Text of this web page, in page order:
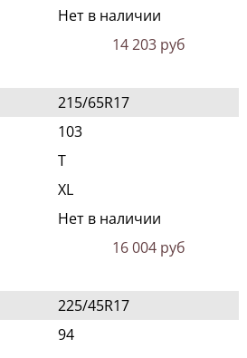
Нет в наличии
14 203 руб
215/65R17
103
T
XL
Нет в наличии
16 004 руб
225/45R17
94